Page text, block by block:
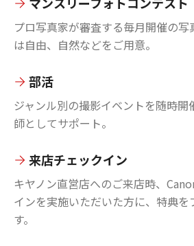
プロ写真家が審査する毎月開催の
は自由、自然などをご用意。
部活
ジャンル別の撮影イベントを随時
師としてサポート。
来店チェックイン
キヤノン直営店へのご来店時、
インを実施いただいた方に、特典を
す。